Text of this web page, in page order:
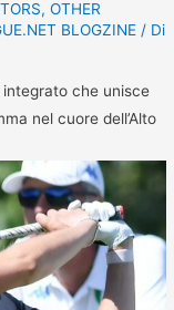
,OTHER
BLOGZINE / Di
integrato che unisce
nel cuore dell’Alto